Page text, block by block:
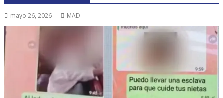
mayo 26, 2026 MAD